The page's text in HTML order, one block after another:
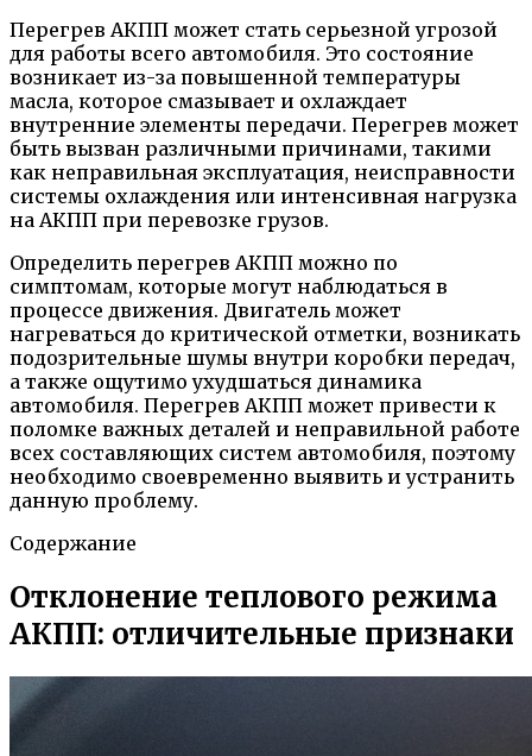
Перегрев АКПП может стать серьезной угрозой
для работы всего автомобиля. Это состояние
возникает из-за повышенной температуры
масла, которое смазывает и охлаждает
внутренние элементы передачи. Перегрев может
быть вызван различными причинами, такими
как неправильная эксплуатация, неисправности
системы охлаждения или интенсивная нагрузка
на АКПП при перевозке грузов.
Определить перегрев АКПП можно по
симптомам, которые могут наблюдаться в
процессе движения. Двигатель может
нагреваться до критической отметки, возникать
подозрительные шумы внутри коробки передач,
а также ощутимо ухудшаться динамика
автомобиля. Перегрев АКПП может привести к
поломке важных деталей и неправильной работе
всех составляющих систем автомобиля, поэтому
необходимо своевременно выявить и устранить
данную проблему.
Содержание
Отклонение теплового режима
АКПП: отличительные признаки